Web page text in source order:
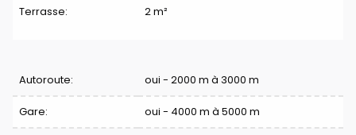
Terrasse: 2 m²
Confort
Autoroute: oui - 2000 m à 3000 m
Gare: oui - 4000 m à 5000 m